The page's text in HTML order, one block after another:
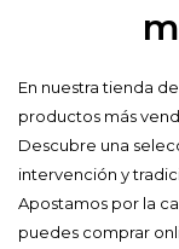
En nuestra tienda
productos más
Descubre una
intervención y
Apostamos por la
puedes comprar